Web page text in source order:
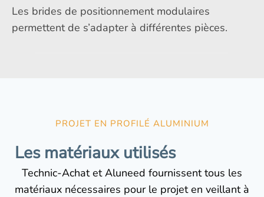
Les brides de positionnement modulaires
permettent de s’adapter à différentes pièces.
PROJET EN PROFILÉ ALUMINIUM
Les matériaux utilisés
Technic-Achat et Aluneed fournissent tous les
matériaux nécessaires pour le projet en veillant à